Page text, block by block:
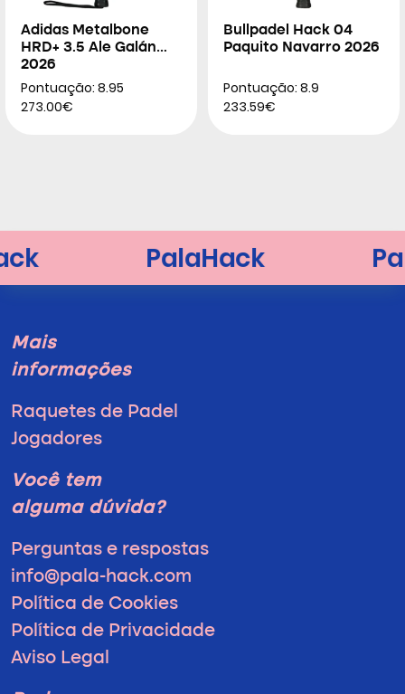
Adidas Metalbone
HRD+ 3.5 Ale Galán
2026
Pontuação: 8.95
273.00€
Bullpadel Hack 04
Paquito Navarro 2026
Pontuação: 8.9
233.59€
Mais
informações
Raquetes de Padel
Jogadores
Você tem
alguma dúvida?
Perguntas e respostas
info@pala-hack.com
Política de Cookies
Política de Privacidade
Aviso Legal